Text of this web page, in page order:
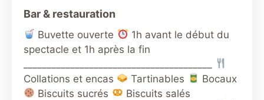
Bar & restauration
Buvette ouverte
1h avant le début du
spectacle et 1h après la fin
Collations et encas
Tartinables
Bocaux
Biscuits sucrés
Biscuits salés